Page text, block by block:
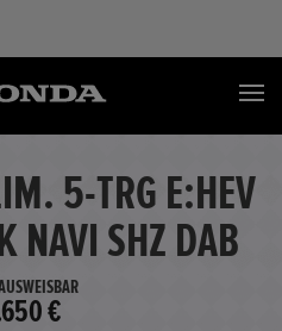
5-TRG E:HEV
NAVI SHZ DAB
€